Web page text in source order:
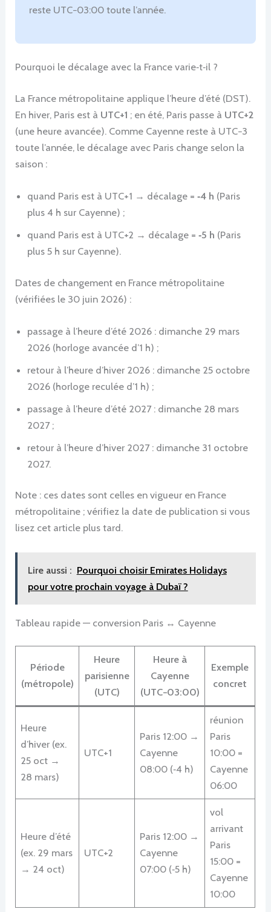
reste UTC−03:00 toute l’année.
Pourquoi le décalage avec la France varie‑t‑il ?
La France métropolitaine applique l’heure d’été (DST).
En hiver, Paris est à UTC+1 ; en été, Paris passe à UTC+2
(une heure avancée). Comme Cayenne reste à UTC−3
toute l’année, le décalage avec Paris change selon la
saison :
quand Paris est à UTC+1 → décalage =‑4 h (Paris
plus 4 h sur Cayenne) ;
quand Paris est à UTC+2 → décalage =‑5 h (Paris
plus 5 h sur Cayenne).
Dates de changement en France métropolitaine
(vérifiées le 30 juin 2026) :
passage à l’heure d’été 2026 : dimanche 29 mars
2026 (horloge avancée d’1 h) ;
retour à l’heure d’hiver 2026 : dimanche 25 octobre
2026 (horloge reculée d’1 h) ;
passage à l’heure d’été 2027 : dimanche 28 mars
2027 ;
retour à l’heure d’hiver 2027 : dimanche 31 octobre
2027.
Note : ces dates sont celles en vigueur en France
métropolitaine ; vérifiez la date de publication si vous
lisez cet article plus tard.
Lire aussi : Pourquoi choisir Emirates Holidays
pour votre prochain voyage à Dubaï ?
Tableau rapide — conversion Paris ↔ Cayenne
Période
(métropole)
Heure
parisienne
(UTC)
Heure à
Cayenne
(UTC−03:00)
Exemple
concret
Heure
d’hiver (ex.
25 oct →
28 mars)
UTC+1
Paris 12:00 →
Cayenne
08:00 (‑4 h)
réunion
Paris
10:00 =
Cayenne
06:00
Heure d’été
(ex. 29 mars
→ 24 oct)
UTC+2
Paris 12:00 →
Cayenne
07:00 (‑5 h)
vol
arrivant
Paris
15:00 =
Cayenne
10:00